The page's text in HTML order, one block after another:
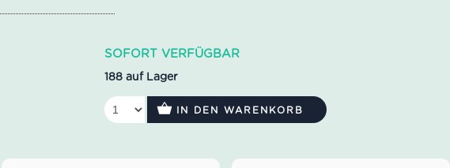
SOFORT VERFÜGBAR
188 auf Lager
IN DEN WARENKORB